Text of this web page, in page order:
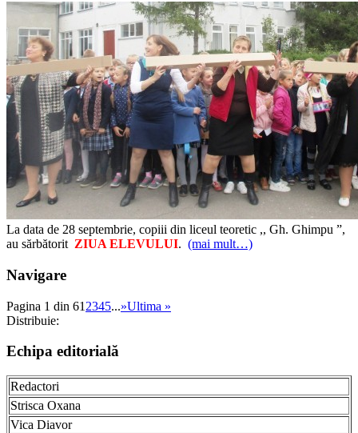
La data de 28 septembrie, copiii din liceul teoretic ,, Gh. Ghimpu ”,
au sărbătorit ZIUA ELEVULUI. (mai mult…)
Navigare
Pagina 1 din 61 2345...»Ultima »
Distribuie:
Echipa editorială
Redactori
Strisca Oxana
Vica Diavor